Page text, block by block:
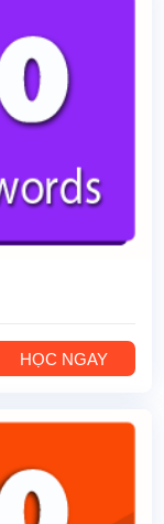
HỌC NGAY